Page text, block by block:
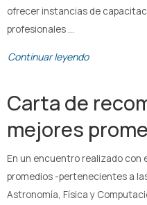
ofrecer instancias de
profesionales …
Continuar leyendo
Carta de
mejores
En un encuentro realizado
promedios -pertenecientes a
Astronomía, Física y